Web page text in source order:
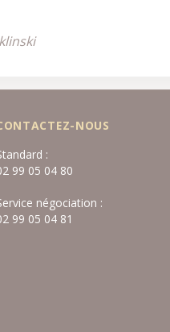
NOUS
:
99 05 04 80
négociation :
99 05 04 81